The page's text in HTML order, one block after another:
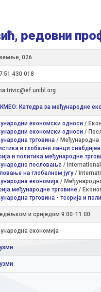
редовни
026
51 430 018
Катедра за међународне
економски односи /
економски односи /
трговина / Међународна
и глобални ланци
и политика међународне
пословање /
на глобалном југу /
економија /
међународне трговине /
трговина - теорија и
и сриједом 9.00-11.00
економија